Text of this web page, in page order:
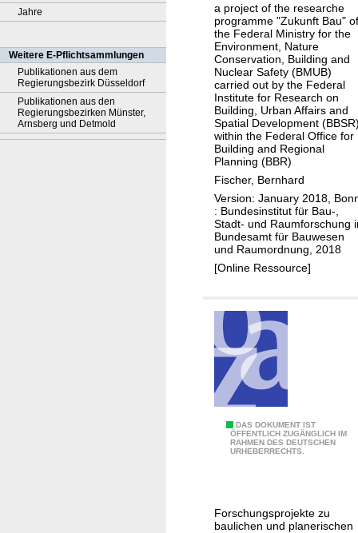
Jahre
Weitere E-Pflichtsammlungen
Publikationen aus dem
Regierungsbezirk Düsseldorf
Publikationen aus den
Regierungsbezirken Münster,
Arnsberg und Detmold
t
s
o
f
h
e
a
v
y
r
a
i
n
f
a
l
n
o
t
a project of the researche
programme "Zukunft Bau" of
the Federal Ministry for the
Environment, Nature
Conservation, Building and
Nuclear Safety (BMUB)
carried out by the Federal
Institute for Research on
Building, Urban Affairs and
Spatial Development
within the Federal Office for
Building and Regional
Planning (BBR)
Fischer, Bernhard
Version: January 2018,
: Bundesinstitut für Bau-,
Stadt- und Raumforschung
Bundesamt für Bauwesen
und Raumordnung, 2018
[Online Ressource]
DAS DOKUMENT IST
ÖFFENTLICH ZUGÄNGLICH IM
RAHMEN DES DEUTSCHEN
URHEBERRECHTS.
a
Forschungsprojekte zu
baulichen und planerischen